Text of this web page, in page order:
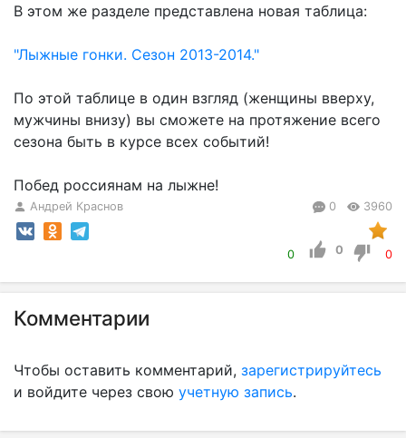
В этом же разделе представлена новая таблица:
"Лыжные гонки. Сезон 2013-2014."
По этой таблице в один взгляд (женщины вверху,
мужчины внизу) вы сможете на протяжение всего
сезона быть в курсе всех событий!
Побед россиянам на лыжне!
Андрей Краснов 0 3960
0 0 0
Комментарии
Чтобы оставить комментарий, зарегистрируйтесь
и войдите через свою учетную запись.